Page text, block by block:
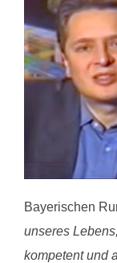
Bayerischen
unseres
kompetent und